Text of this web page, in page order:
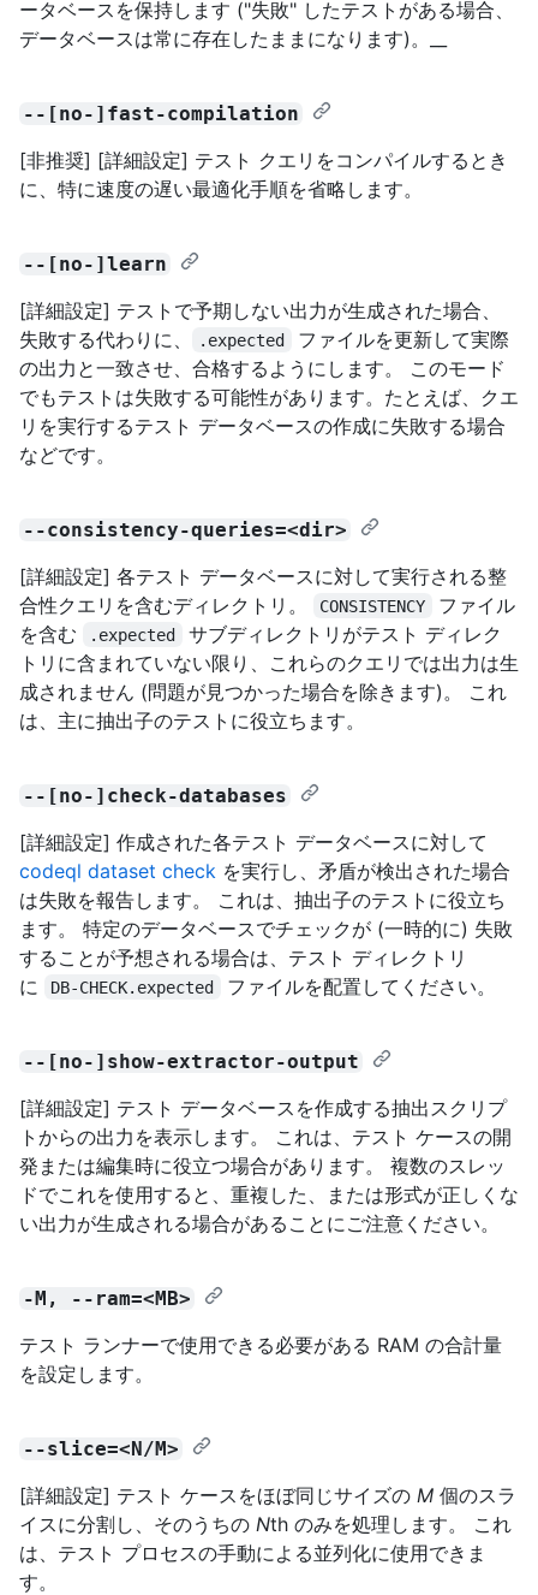
ータベースを保持します ("失敗" したテストがある場合、
データベースは常に存在したままになります)。__
--[no-]fast-compilation
[非推奨] [詳細設定] テスト クエリをコンパイルするとき
に、特に速度の遅い最適化手順を省略します。
--[no-]learn
[詳細設定] テストで予期しない出力が生成された場合、
失敗する代わりに、
.expected
ファイルを更新して実際
の出力と一致させ、合格するようにします。 このモード
でもテストは失敗する可能性があります。たとえば、クエ
リを実行するテスト データベースの作成に失敗する場合
などです。
--consistency-queries=<dir>
[詳細設定] 各テスト データベースに対して実行される整
合性クエリを含むディレクトリ。
CONSISTENCY
ファイル
を含む
.expected
サブディレクトリがテスト ディレク
トリに含まれていない限り、これらのクエリでは出力は生
成されません (問題が見つかった場合を除きます)。 これ
は、主に抽出子のテストに役立ちます。
--[no-]check-databases
[詳細設定] 作成された各テスト データベースに対して
codeql dataset check を実行し、矛盾が検出された場合
は失敗を報告します。 これは、抽出子のテストに役立ち
ます。 特定のデータベースでチェックが (一時的に) 失敗
することが予想される場合は、テスト ディレクトリ
に
DB-CHECK.expected ファイルを配置してください。
--[no-]show-extractor-output
[詳細設定] テスト データベースを作成する抽出スクリプ
トからの出力を表示します。 これは、テスト ケースの開
発または編集時に役立つ場合があります。 複数のスレッ
ドでこれを使用すると、重複した、または形式が正しくな
い出力が生成される場合があることにご注意ください。
-M, --ram=<MB>
テスト ランナーで使用できる必要がある RAM の合計量
を設定します。
--slice=<N/M>
[詳細設定] テスト ケースをほぼ同じサイズの M 個のスラ
イスに分割し、そのうちの Nth のみを処理します。 これ
は、テスト プロセスの手動による並列化に使用できま
す。